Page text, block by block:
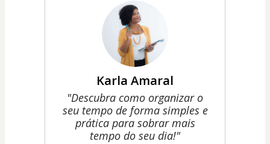
Karla Amaral
"Descubra como organizar o
seu tempo de forma simples e
prática para sobrar mais
tempo do seu dia!"